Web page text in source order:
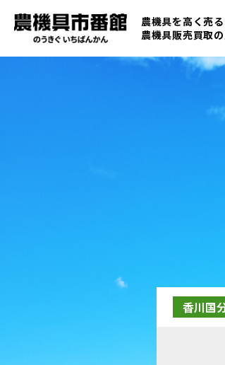
農機具を高く売
農機具販売買取の
香川国